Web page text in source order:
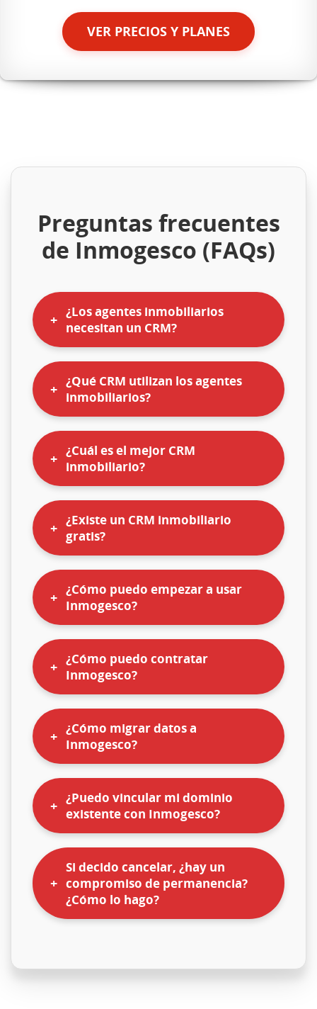
VER PRECIOS Y PLANES
Preguntas frecuentes
de Inmogesco (FAQs)
¿Los agentes inmobiliarios
necesitan un CRM?
¿Qué CRM utilizan los agentes
inmobiliarios?
¿Cuál es el mejor CRM
inmobiliario?
¿Existe un CRM inmobiliario
gratis?
¿Cómo puedo empezar a usar
Inmogesco?
¿Cómo puedo contratar
Inmogesco?
¿Cómo migrar datos a
Inmogesco?
¿Puedo vincular mi dominio
existente con Inmogesco?
Si decido cancelar, ¿hay un
compromiso de permanencia?
¿Cómo lo hago?